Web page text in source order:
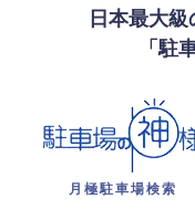
日本最大
「駐
月極駐車場検索